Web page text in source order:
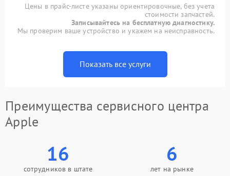
Цены в прайс-листе указаны ориентировочные, без учета
стоимости запчастей.
Записывайтесь на бесплатную диагностику.
Мы проверим ваше устройство и укажем на неисправность.
Показать все услуги
Преимущества сервисного центра
Apple
16
сотрудников в штате
6
лет на рынке